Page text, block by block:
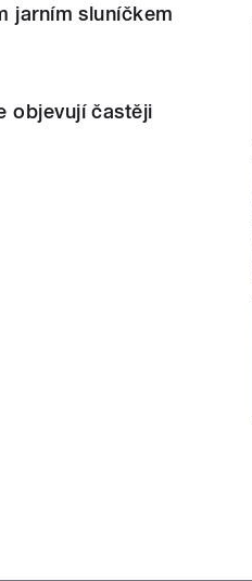
jarním sluníčkem
objevují častěji